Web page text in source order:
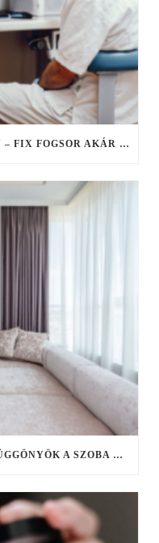
FOGHIÁNY KONTRA IDŐHIÁNY – FIX FOGSOR AKÁR EGY NAP ALATT, HA NINCS IDŐ ELHÚZÓDÓ KEZELÉSEKRE
HOGYAN BEFOLYÁSOLJÁK A FÜGGÖNYÖK A SZOBA HANGULATÁT?